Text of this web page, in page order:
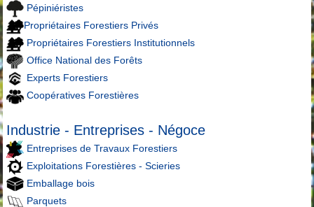
Pépiniéristes
Propriétaires Forestiers Privés
Propriétaires Forestiers Institutionnels
Office National des Forêts
Experts Forestiers
Coopératives Forestières
Industrie - Entreprises - Négoce
Entreprises de Travaux Forestiers
Exploitations Forestières - Scieries
Emballage bois
Parquets